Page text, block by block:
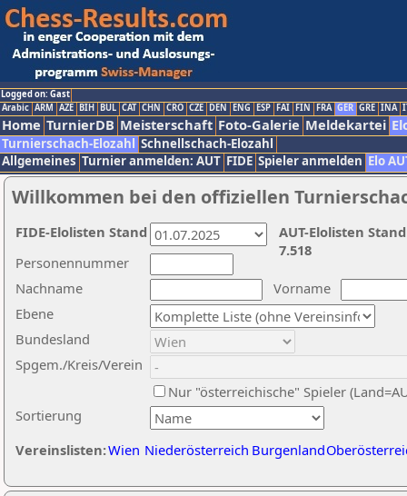
Logged on: Gast
Arabic ARM AZE BIH BUL CAT CHN CRO CZE DEN ENG ESP FAI FIN FRA GER GRE INA
Home TurnierDB Meisterschaft Foto-Galerie Meldekartei
Turnierschach-Elozahl Schnellschach-Elozahl
Allgemeines Turnier anmelden: AUT FIDE Spieler anmelden Elo
Willkommen bei den offiziellen
Nachname
Vorname
Ebene
Sortierung
Personennummer
Bundesland
Spgem./Kreis/Verein
Nur "österreichische" Spieler
Vereinslisten:Wien Niederösterreich Burgenland
AUT-Elolisten
7.518
FIDE-Elolisten Stand